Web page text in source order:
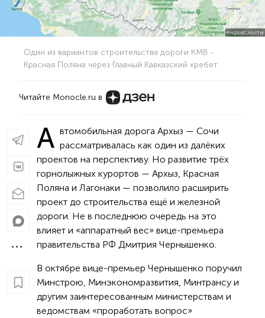
ЯНДЕКС.КАРТЫ
Один из вариантов строительства дороги КМВ -
Красная Поляна через Главный Кавказский хребет
Читайте Monocle.ru в
А втомобильная дорога Архыз — Сочи
рассматривалась как один из далёких
проектов на перспективу. Но развитие трёх
горнолыжных курортов — Архыз, Красная
Поляна и Лагонаки — позволило расширить
проект до строительства ещё и железной
дороги. Не в последнюю очередь на это
влияет и «аппаратный вес» вице-премьера
правительства РФ Дмитрия Чернышенко.
В октябре вице-премьер Чернышенко поручил
Минстрою, Минэкономразвития, Минтрансу и
другим заинтересованным министерствам и
ведомствам «проработать вопрос»